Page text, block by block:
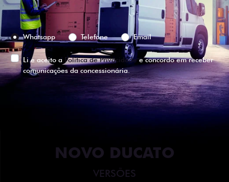
Preferência de contato:
Whatsapp
Telefone Email
Li e aceito a Política de Privacidadee concordo em receber
comunicações da concessionária.
ENTRAR EM CONTATO
NOVO DUCATO
VERSÕES